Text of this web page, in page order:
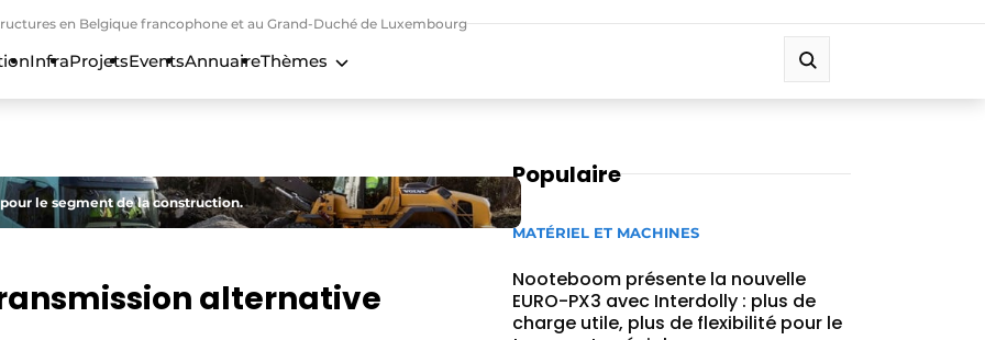
en Belgique francophone et au Grand-Duché de Luxembourg
InfraProjetsEventsAnnuaireThèmes
le segment de la construction.
alternative
Populaire
MATÉRIEL ET MACHINES
Nooteboom présente la nouvelle
EURO-PX3 avec Interdolly : plus de
charge utile, plus de flexibilité pour le